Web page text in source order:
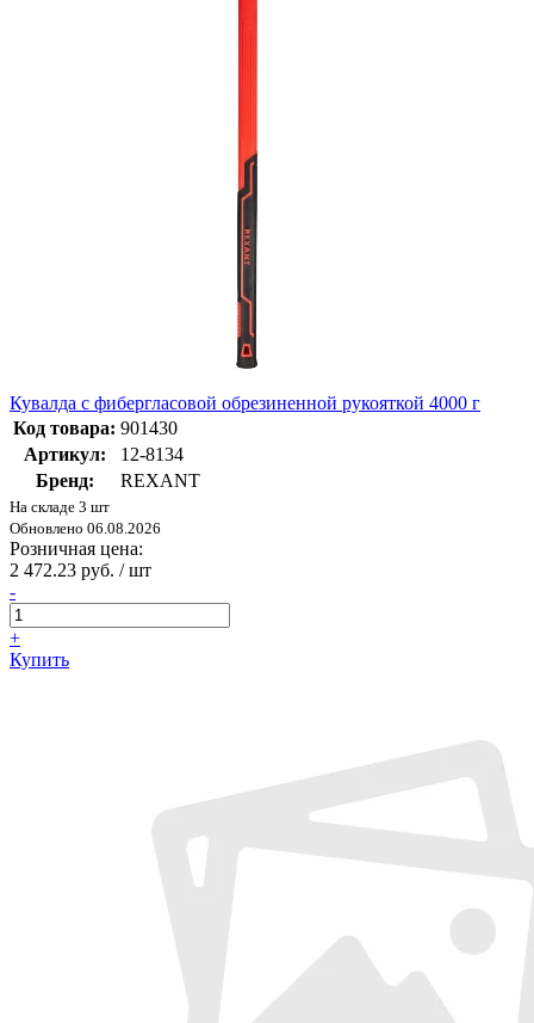
Кувалда с фибергласовой обрезиненной рукояткой 4000 г
Код товара: 901430
Артикул:
12-8134
Бренд:
REXANT
На складе 3 шт
Обновлено 06.08.2026
Розничная цена:
2 472.23 руб. / шт
-
+
Купить